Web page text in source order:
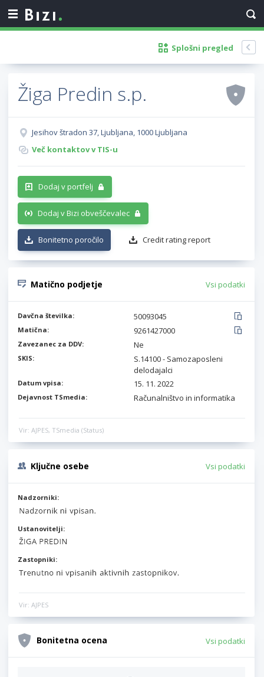
Splošni pregled
Žiga Predin s.p.
Jesihov štradon 37, Ljubljana, 1000 Ljubljana
Več kontaktov v TIS-u
Dodaj v portfelj
Dodaj v Bizi obveščevalec
Bonitetno poročilo Credit rating report
Matično podjetje Vsi podatki
Davčna številka: 50093045
Matična: 9261427000
Zavezanec za DDV: Ne
SKIS:
S.14100 - Samozaposleni
delodajalci
Datum vpisa: 15. 11. 2022
Dejavnost TSmedia: Računalništvo in informatika
Vir: AJPES, TSmedia (Status)
Ključne osebe Vsi podatki
Nadzorniki:
Ustanovitelji:
Zastopniki:
Vir: AJPES
Bonitetna ocena Vsi podatki